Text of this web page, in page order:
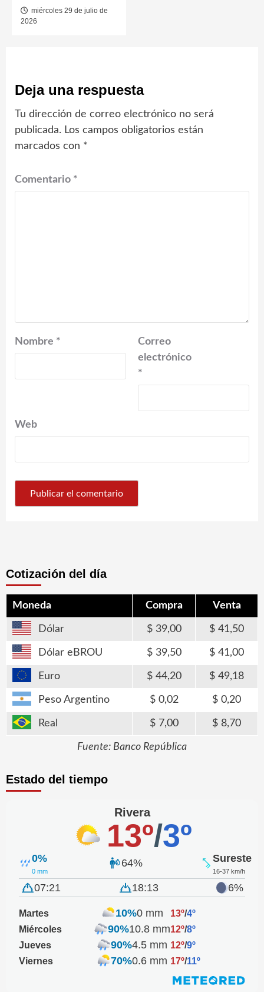
miércoles 29 de julio de
2026
Deja una respuesta
Tu dirección de correo electrónico no será
publicada. Los campos obligatorios están
marcados con *
Comentario *
Nombre *
Correo
electrónico
*
Web
Cotización del día
Moneda Compra Venta
Dólar 39,00 41,50
Dólar eBROU 39,50 41,00
Euro 44,20 49,18
Peso Argentino 0,02 0,20
Real 7,00 8,70
Fuente: Banco República
Estado del tiempo
Rivera
13º/3º
0%
0 mm
64% Sureste
16-37 km/h
07:21 18:13 6%
Martes 10%0 mm 13º/4º
Miércoles
90%10.8 mm12º/8º
Jueves
90%4.5 mm 12º/9º
Viernes
70%0.6 mm 17º/11º